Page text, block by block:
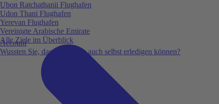
Account
Wussten Sie, dass Sie vieles auch selbst erledigen können?
Ubon Ratchathanii Flughafen
Udon Thani Flughafen
Yerevan Flughafen
Vereinigte Arabische Emirate
Alle Ziele im Überblick